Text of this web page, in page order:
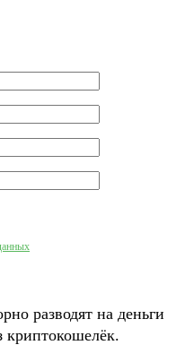
разводят на деньги
криптокошелёк.